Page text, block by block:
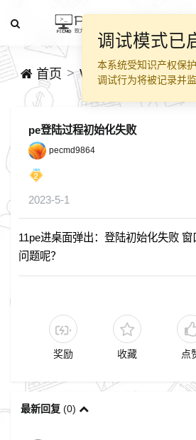
首页 WinPE技术交流
pe登陆过程初始化失败
pecmd9864
2023-5-1
11pe进桌面弹出：登陆初始化失败
问题呢？
奖励 收藏 点
最新回复 (0)
调试模式已
本系统受知识产权保护
调试行为将被记录并